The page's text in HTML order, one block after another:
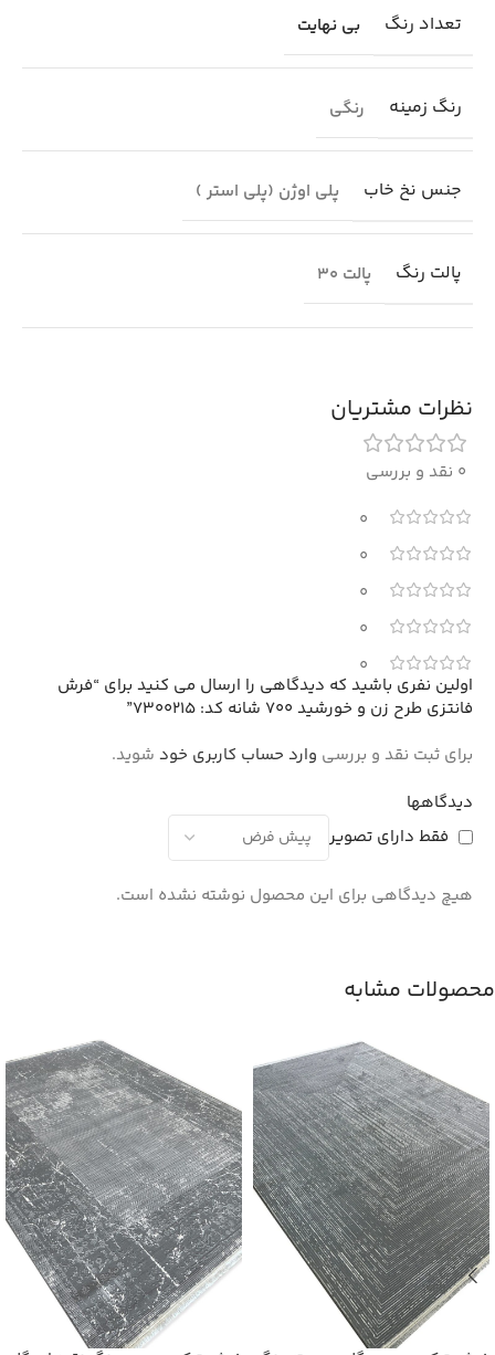
تعداد رنگ بی نهایت
رنگ زمینه رنگی
جنس نخ خاب پلی اوژن (پلی استر )
پالت رنگ پالت 30
نظرات مشتریان
0 نقد و بررسی
0
0
0
0
0
دیدگاهها
فقط دارای تصویر
هیچ دیدگاهی برای این محصول نوشته نشده است.
اولین نفری باشید که دیدگاهی را ارسال می کنید برای “فرش
فانتزی طرح زن و خورشید 700 شانه کد: 7300215”
برای ثبت نقد و بررسی وارد حساب کاربری خود شوید.
محصولات مشابه